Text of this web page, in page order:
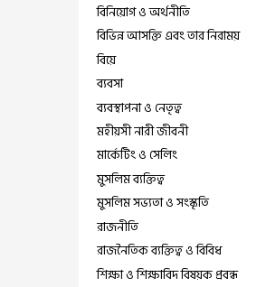
বিনিয়োগ ও অর্থনীতি
বিভিন্ন আসক্তি এবং তার নিরাময়
বিয়ে
ব্যবসা
ব্যবস্থাপনা ও নেতৃত্ব
মহীয়সী নারী জীবনী
মার্কেটিং ও সেলিং
মুসলিম ব্যক্তিত্ব
মুসলিম সভ্যতা ও সংস্কৃতি
রাজনীতি
রাজনৈতিক ব্যক্তিত্ব ও বিবিধ
শিক্ষা ও শিক্ষাবিদ বিষয়ক প্রবন্ধ